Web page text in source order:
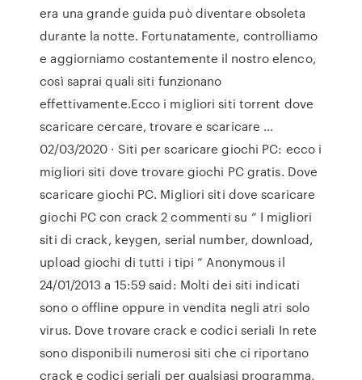
era una grande guida può diventare obsoleta
durante la notte. Fortunatamente, controlliamo
e aggiorniamo costantemente il nostro elenco,
così saprai quali siti funzionano
effettivamente.Ecco i migliori siti torrent dove
scaricare cercare, trovare e scaricare …
02/03/2020 · Siti per scaricare giochi PC: ecco i
migliori siti dove trovare giochi PC gratis. Dove
scaricare giochi PC. Migliori siti dove scaricare
giochi PC con crack 2 commenti su “ I migliori
siti di crack, keygen, serial number, download,
upload giochi di tutti i tipi ” Anonymous il
24/01/2013 a 15:59 said: Molti dei siti indicati
sono o offline oppure in vendita negli atri solo
virus. Dove trovare crack e codici seriali In rete
sono disponibili numerosi siti che ci riportano
crack e codici seriali per qualsiasi programma,